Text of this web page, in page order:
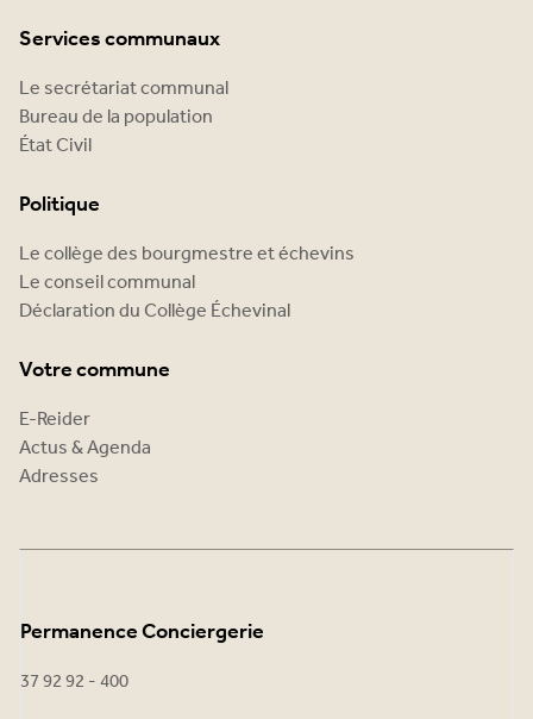
Services communaux
Le secrétariat communal
Bureau de la population
État Civil
Politique
Le collège des bourgmestre et échevins
Le conseil communal
Déclaration du Collège Échevinal
Votre commune
E-Reider
Actus & Agenda
Adresses
Permanence Conciergerie
37 92 92 - 400